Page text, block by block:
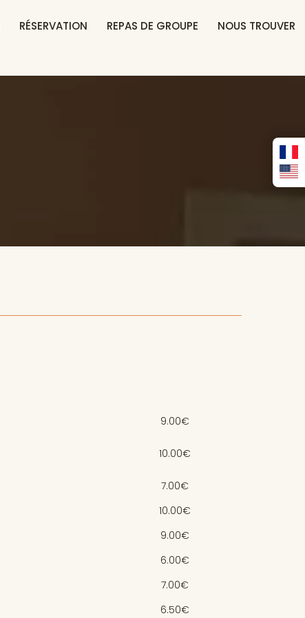
RÉSERVATION REPAS DE GROUPE NOUS TROUVER
9.00€
10.00€
7.00€
10.00€
9.00€
6.00€
7.00€
6.50€